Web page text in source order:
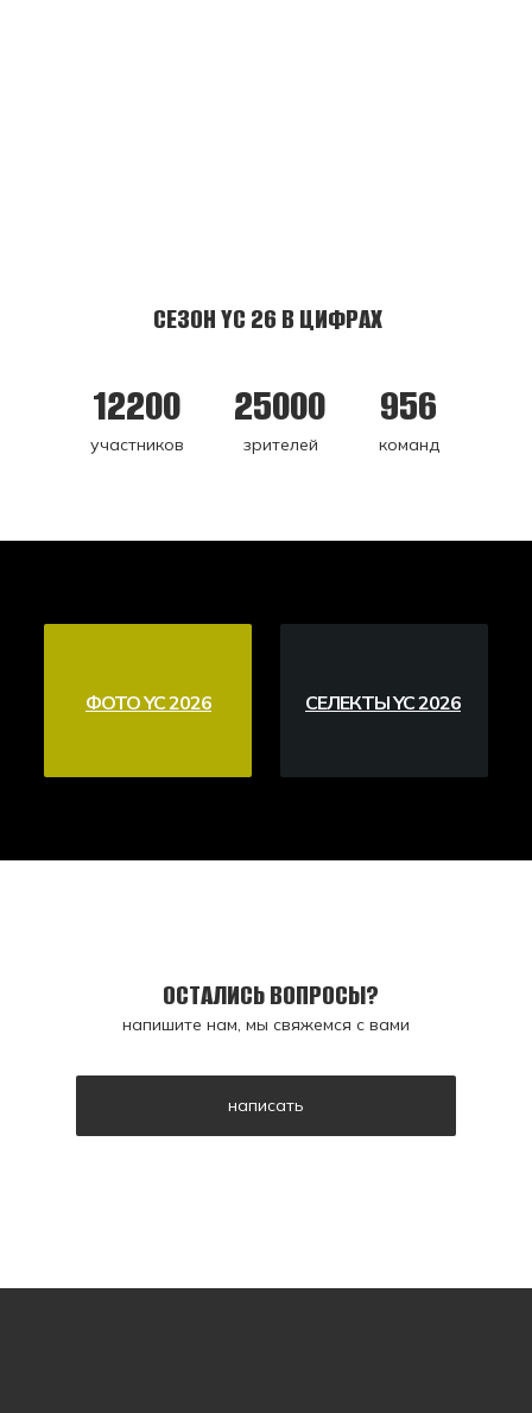
956
команд
участников
12200
зрителей
25000
СЕЗОН YC 26 В ЦИФРАХ
ФОТО YC 2026 CЕЛЕКТЫ YC 2026
напишите нам, мы свяжемся с вами
ОСТАЛИСЬ ВОПРОСЫ?
написать